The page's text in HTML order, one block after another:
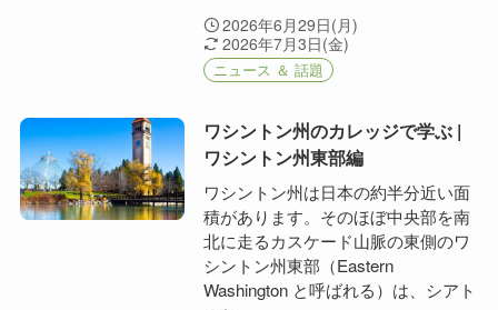
2026年6月29日(月)
2026年7月3日(金)
ニュース ＆ 話題
ワシントン州のカレッジで学ぶ |
ワシントン州東部編
ワシントン州は日本の約半分近い面
積があります。そのほぼ中央部を南
北に走るカスケード山脈の東側のワ
シントン州東部（Eastern
Washington と呼ばれる）は、シアト